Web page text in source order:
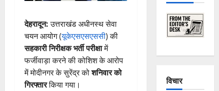
देहरादून:उत्तराखंड अधीनस्थ सेवा
चयन आयोग (यूकेएसएसएससी) की
सहकारी निरीक्षक भर्ती परीक्षामें
फर्जीवाड़ा करने की कोशिश के आरोप
में मोदीनगर के सुरेंद्र कोशनिवार को
गिरफ्तारकिया गया। विचार